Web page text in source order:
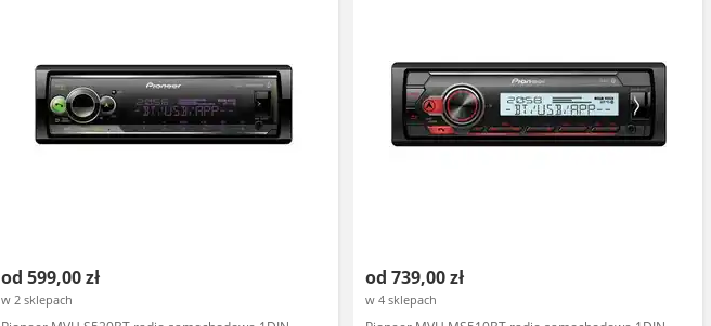
od 599,00 zł
w 2 sklepach
od 739,00 zł
w 4 sklepach